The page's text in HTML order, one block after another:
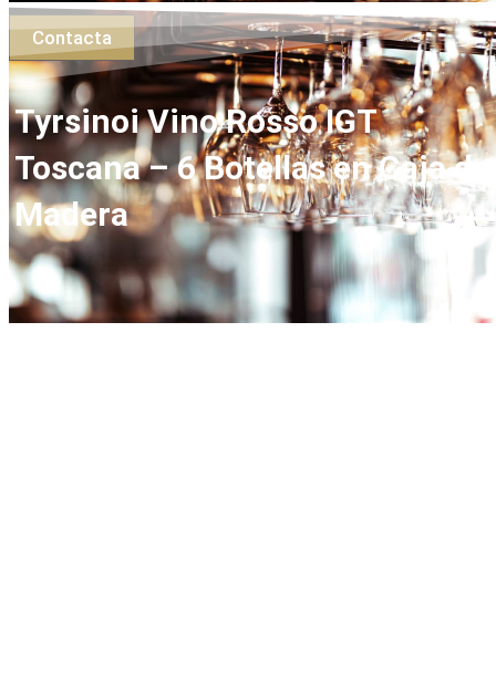
Contacta
Tyrsinoi Vino Rosso IGT
Toscana – 6 Botellas en Caja de
Madera